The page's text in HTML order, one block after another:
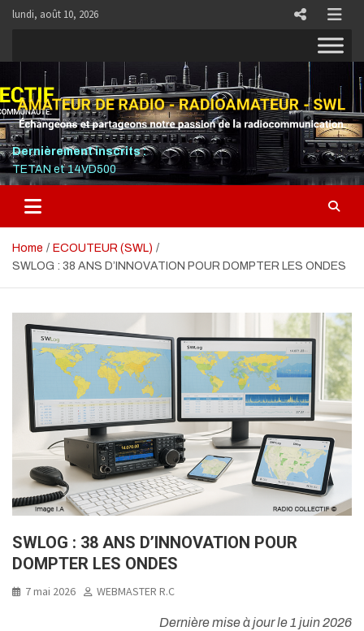
Skiplundi, août 10, 2026
RADIO COLLECTIF
PLUS QU'UNE FRÉQUENCE, UNE COMMUNAUTÉ.
Dernièrement inscrits :
TETAN et 14VD500
Home
ECOUTEUR (SWL)
SWLOG : 38 ANS D’INNOVATION POUR DOMPTER LES ONDES
SWLOG : 38 ANS D’INNOVATION POUR
DOMPTER LES ONDES
7 mai 2026 WEBMASTER R.C
Dernière mise à jour le 1 juin 2026